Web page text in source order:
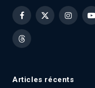
Facebook
X
Threads
Articles récents